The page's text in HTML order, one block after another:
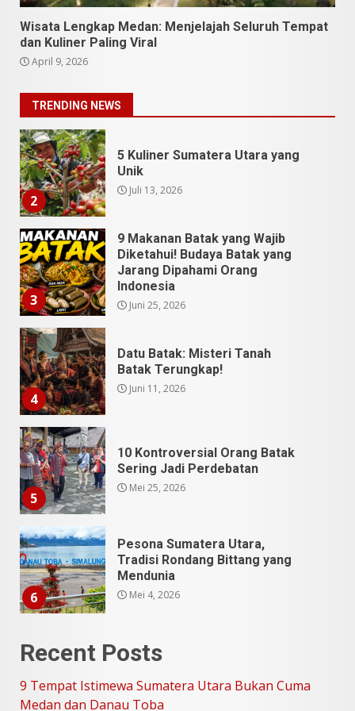
Wisata Lengkap Medan: Menjelajah Seluruh Tempat
dan Kuliner Paling Viral
April 9, 2026
TRENDING NEWS
2
Juli 13, 2026
3
Diketahui! Budaya Batak yang
Jarang Dipahami Orang
Indonesia
4
Datu Batak: Misteri Tanah
Batak Terungkap!
Juni 11, 2026
5
10 Kontroversial Orang Batak
Sering Jadi Perdebatan
Mei 25, 2026
6
Pesona Sumatera Utara,
Tradisi Rondang Bittang yang
Mendunia
Mei 4, 2026
7
SUCI Season 11: Finalis Stand
Up Comedy KompasTV
9 Tempat Istimewa Sumatera
Utara Bukan Cuma Medan dan
Juli 31, 2026
Recent Posts
9 Tempat Istimewa Sumatera Utara Bukan Cuma
Medan dan Danau Toba